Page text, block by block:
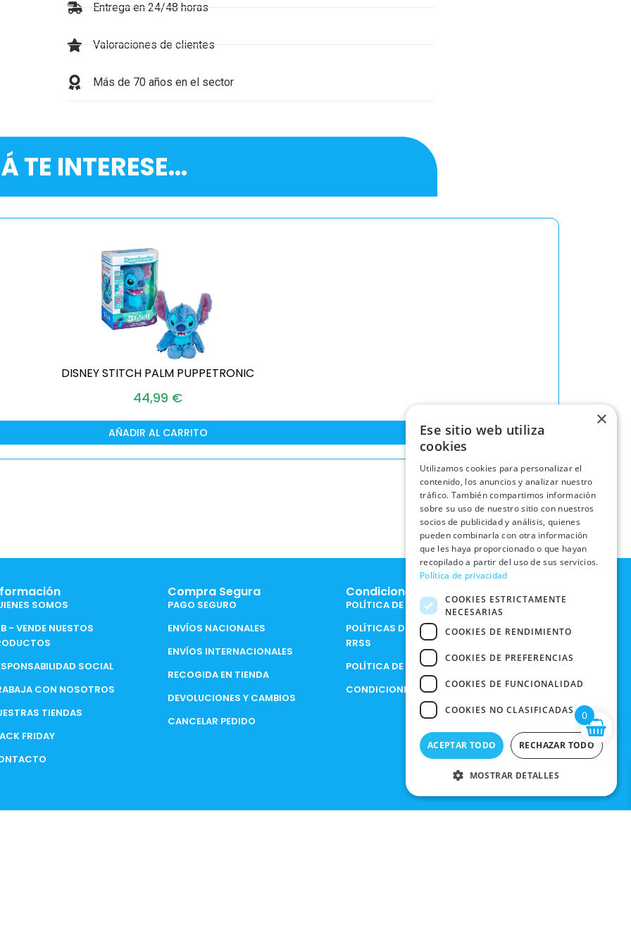
Entrega en 24/48 horas
Valoraciones de clientes
Más de 70 años en el sector
TE INTERESE...
DISNEY STITCH PALM PUPPETRONIC
44,99 €
AÑADIR AL CARRITO
SOMOS
- VENDE NUESTOS
SOCIAL
CON NOSOTROS
TIENDAS
FRIDAY
Compra Segura
PAGO SEGURO
ENVÍOS NACIONALES
ENVÍOS INTERNACIONALES
RECOGIDA EN TIENDA
DEVOLUCIONES Y CAMBIOS
CANCELAR PEDIDO
Condiciones Legales
POLÍTICA DE COOKIES
POLÍTICAS DE PRIVACIDAD EN
RRSS
POLÍTICA DE PRIVACIDAD
CONDICIONES DE COMPRA
0
×
Ese sitio web utiliza
cookies
Utilizamos cookies para personalizar el
contenido, los anuncios y analizar nuestro
tráfico. También compartimos información
sobre su uso de nuestro sitio con nuestros
socios de publicidad y análisis, quienes
pueden combinarla con otra información
que les haya proporcionado o que hayan
recopilado a partir del uso de sus servicios.
Política de privacidad
COOKIES ESTRICTAMENTE
NECESARIAS
COOKIES DE RENDIMIENTO
COOKIES DE PREFERENCIAS
COOKIES DE FUNCIONALIDAD
COOKIES NO CLASIFICADAS
ACEPTAR TODO RECHAZAR TODO
MOSTRAR DETALLES